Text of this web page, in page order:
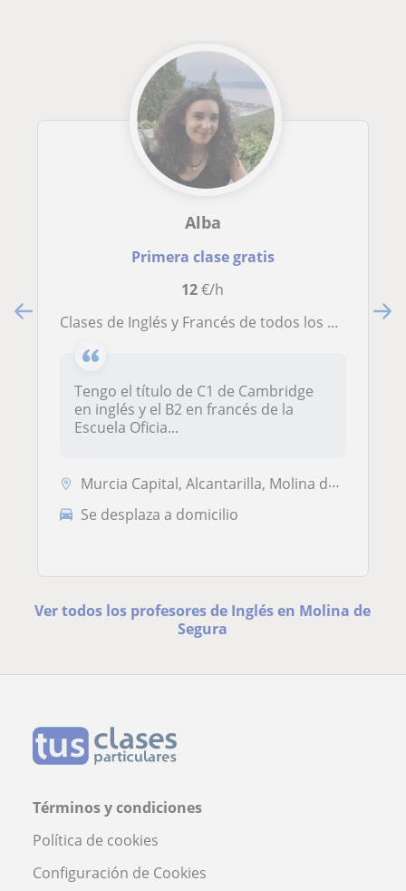
Alba
Primera clase gratis
12€/h
Clases de Inglés y Francés de todos los niveles y otras asignaturas de Primaria
Tengo el título de C1 de Cambridge
en inglés y el B2 en francés de la
Escuela Oficia...
Murcia Capital, Alcantarilla, Molina de Segura
Se desplaza a domicilio
Ver todos los profesores de Inglés en Molina de
Segura
Términos y condiciones
Política de cookies
Configuración de Cookies